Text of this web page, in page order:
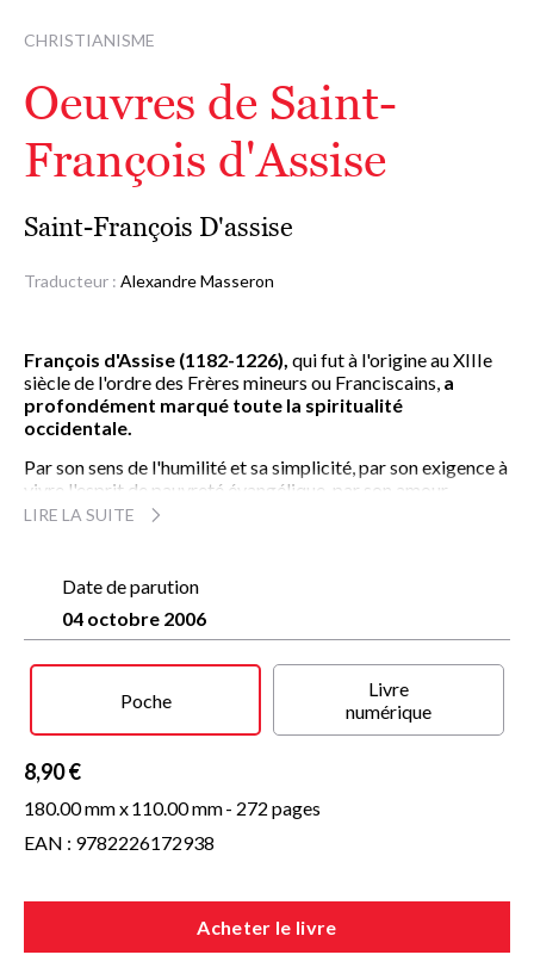
CHRISTIANISME
Oeuvres de Saint-
François d'Assise
Saint-François D'assise
Traducteur : Alexandre Masseron
François d'Assise (1182-1226), qui fut à l'origine au XIIIe
siècle de l'ordre des Frères mineurs ou Franciscains, a
profondément marqué toute la spiritualité
occidentale.
Par son sens de l'humilité et sa simplicité, par son exigence à
vivre l'esprit de pauvreté évangélique, par son amour
fervent de la nature qu'il célébra en poète inspiré, le
toutes les religions.
Ses oeuvres écrites, rassemblées ici dans l'admirable
traduction d'Alexandre Masseron, comprennent, outre
les deuxRèglesqu'il rédigea pour l'ordre, des lettres,
. On y trouve
également un court Testament adressé à ses compagnons
en 1226, qui témoigne de la nostalgie qu'il éprouvait pour la
soleil, célébration de Dieu en toutes ses créatures.
LIRE LA SUITE
Date de parution
04 octobre 2006
Poche
Livre
numérique
8,90 €
180.00 mm x110.00 mm- 272 pages
EAN : 9782226172938
Acheter le livre